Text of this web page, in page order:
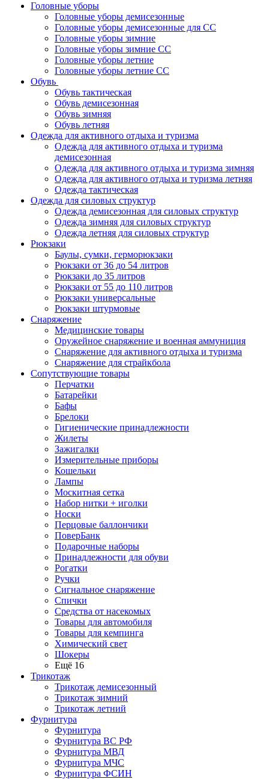
Головные уборы
Головные уборы демисезонные
Головные уборы демисезонные для СС
Головные уборы зимние
Головные уборы зимние СС
Головные уборы летние
Головные уборы летние СС
Обувь
Обувь тактическая
Обувь демисезонная
Обувь зимняя
Обувь летняя
Одежда для активного отдыха и туризма
Одежда для активного отдыха и туризма
демисезонная
Одежда для активного отдыха и туризма зимняя
Одежда для активного отдыха и туризма летняя
Одежда тактическая
Одежда для силовых структур
Одежда демисезонная для силовых структур
Одежда зимняя для силовых структур
Одежда летняя для силовых структур
Рюкзаки
Баулы, сумки, герморюкзаки
Рюкзаки от 36 до 54 литров
Рюкзаки до 35 литров
Рюкзаки от 55 до 110 литров
Рюкзаки универсальные
Рюкзаки штурмовые
Снаряжение
Медицинские товары
Оружейное снаряжение и военная аммуниция
Снаряжение для активного отдыха и туризма
Снаряжение для страйкбола
Сопутствующие товары
Перчатки
Батарейки
Бафы
Брелоки
Гигиенические принадлежности
Жилеты
Зажигалки
Измерительные приборы
Кошельки
Лампы
Москитная сетка
Набор нитки + иголки
Носки
Перцовые баллончики
ПоверБанк
Подарочные наборы
Принадлежности для обуви
Рогатки
Ручки
Сигнальное снаряжение
Спички
Средства от насекомых
Товары для автомобиля
Товары для кемпинга
Химический свет
Шокеры
Ещё 16
Трикотаж
Трикотаж демисезонный
Трикотаж зимний
Трикотаж летний
Фурнитура
Фурнитура
Фурнитура ВС РФ
Фурнитура МВД
Фурнитура МЧС
Фурнитура ФСИН